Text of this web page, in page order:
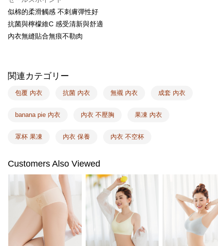
ウが表示されます。
2.SMSで認証してお支払い手続を進めてください。
3.注文するときのお支払いは不要です。商品はご指定の住所に配送されま
4.ご注文が完了すると、携帯に支払い通知のSMSが届きます。アプリ会員
グでお支払いください。
代金納付期限は最短で 14 日以内ですので、ご注意ください。AFTEE アプ
とに計算されます。AFTEEで注文すると、商品を受け取るまで支払い期限
わらず、AFTEEで指定された期限内にお支払いください。
二、支払い限度額
1.初回 AFTEEを ご利用の際に、認証結果及び当社の審査の結果に基づ
き、限度額が設定されます。
2.決済金額は最低NT$20です。
3.現在、台湾の会員のみご利用いただけます。
三、利用規約「AFTEE代金後払い」（以下当サービスという）はネットプ
ロテクションズ（以下 AFTEE という）が提供し、AFTEEが代金を徴収し
配送方法
全家取付
配送毎にNT$100、NT$1,500以上で送料無料
7-11取付
配送毎にNT$100、NT$1,500以上で送料無料
EASY SHOP門市速取
送料無料
海外発送 送料を確認
似棉的柔滑觸感 不刺膚彈性好
抗菌與檸檬維C 感受清新與舒適
內衣無縫貼合無痕不勒肉
関連カテゴリー
包覆 內衣 抗菌 內衣 無襯 內衣 成套 內衣
banana pie 內衣 內衣 不壓胸 果凍 內衣
罩杯 果凍 內衣 保養 內衣 不空杯
Customers Also Viewed